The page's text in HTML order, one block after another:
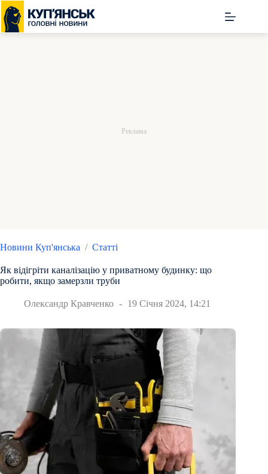
Перейти
до
вмісту
Новини Куп'янська / Статті
Як відігріти каналізацію у приватному будинку: що
робити, якщо замерзли труби
Олександр Кравченко 19 Січня 2024, 14:21